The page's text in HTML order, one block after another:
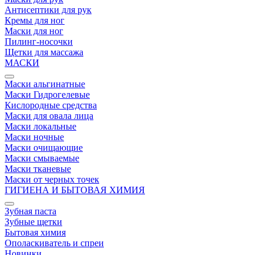
Антисептики для рук
Кремы для ног
Маски для ног
Пилинг-носочки
Щетки для массажа
МАСКИ
Маски альгинатные
Маски Гидрогелевые
Кислородные средства
Маски для овала лица
Маски локальные
Маски ночные
Маски очищающие
Маски смываемые
Маски тканевые
Маски от черных точек
ГИГИЕНА И БЫТОВАЯ ХИМИЯ
Зубная паста
Зубные щетки
Бытовая химия
Ополаскиватель и спреи